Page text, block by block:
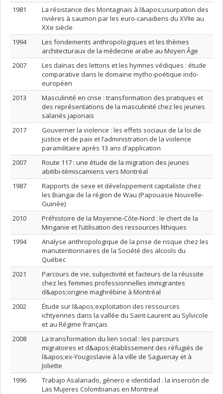
1981
La résistance des Montagnais à l&apos;usurpation des
rivières à saumon par les euro-canadiens du XVIIe au
XXe siècle
1994
Les fondements anthropologiques et les thèmes
architecturaux de la médecine arabe au Moyen Âge
2007
Les daïnas des lettons et les hymnes védiques : étude
comparative dans le domaine mytho-poétique indo-
européen
2013
Masculinité en crise : transformation des pratiques et
des représentations de la masculinité chez les jeunes
salariés japonais
2017
Gouverner la violence : les effets sociaux de la loi de
justice et de paix et l’administration de la violence
paramilitaire après 13 ans d’application
2007
Route 117 : une étude de la migration des jeunes
abitibi-témiscamiens vers Montréal
1987
Rapports de sexe et développement capitaliste chez
les Biangai de la région de Wau (Papouasie Nouvelle-
Guinée)
2010
Préhistoire de la Moyenne-Côte-Nord : le chert de la
Minganie et l’utilisation des ressources lithiques
1994
Analyse anthropologique de la prise de risque chez les
manutentionnaires de la Société des alcools du
Québec
2021
Parcours de vie, subjectivité et facteurs de la réussite
chez les femmes professionnelles immigrantes
d&apos;origine maghrébine à Montréal
2002
Étude sur l&apos;exploitation des ressources
ichtyennes dans la vallée du Saint-Laurent au Sylvicole
et au Régime français
2008
La transformation du lien social : les parcours
migratoires et d&apos;établissement des réfugiés de
l&apos;ex-Yougoslavie à la ville de Saguenay et à
Joliette
1996
Trabajo Asalariado, género e identidad : la inserción de
Las Mujeres Colombianas en Montreal